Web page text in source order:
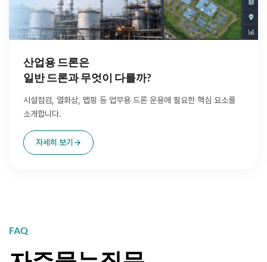
산업용 드론은
일반 드론과 무엇이 다를까?
시설점검, 열화상, 맵핑 등 업무용 드론 운용에 필요한 핵심 요소를
소개합니다.
자세히 보기 →
FAQ